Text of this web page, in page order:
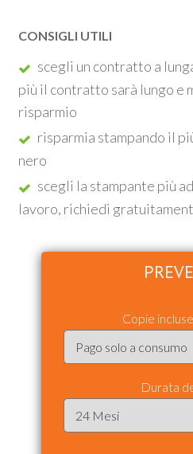
CONSIGLI UTILI
scegli un contratto a
più il contratto sarà lungo e
risparmio
risparmia stampando il
nero
scegli la stampante più
lavoro, richiedi
Copie
Durata